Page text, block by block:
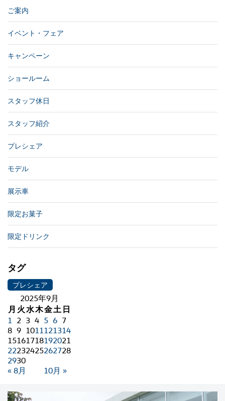
ご案内
イベント・フェア
キャンペーン
ショールーム
スタッフ休日
スタッフ紹介
プレシェア
モデル
展示車
限定お菓子
限定ドリンク
タグ
プレシェア
2025年9月
月 火水木金土 日
« 8月 10月 »
1 2 3 4 5 6 7
8 9 1011121314
15161718192021
22232425262728
2930